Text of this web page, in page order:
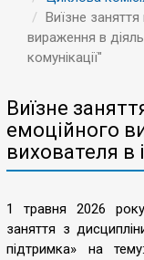
Виїзне
вираження в
комунікації"
Виїзне
емоційного
вихователя в
1 травня 2026
заняття з
підтримка» на